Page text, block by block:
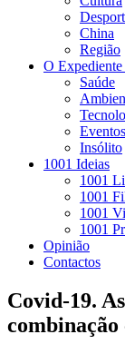
China
Região
O
Saúde
Eventos
Insólito
1001 Ideias
1001
1001
1001
1001
Opinião
Contactos
Covid-19.